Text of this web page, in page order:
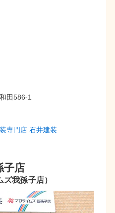
田586-1
専門店 石井建装
子店
ズ我孫子店）